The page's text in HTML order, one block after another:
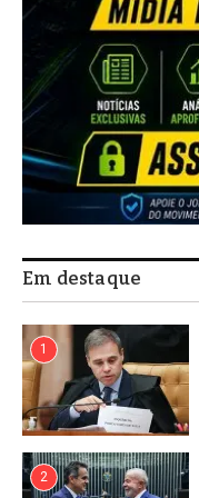
Em destaque
1
2